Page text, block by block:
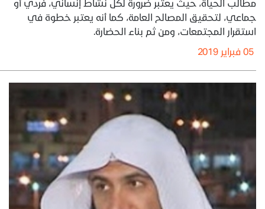
مطالب الحياة، حيث يعتبر ضرورة لكل نشاط إنساني، فردي أو
جماعي، لتحقيق المصالح العامة، كما أنه يعتبر خطوة في
استقرار المجتمعات، ومن ثم بناء الحضارة.